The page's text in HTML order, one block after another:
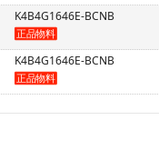
K4B4G1646E-BCNB
K4B4G1646E-BCNB